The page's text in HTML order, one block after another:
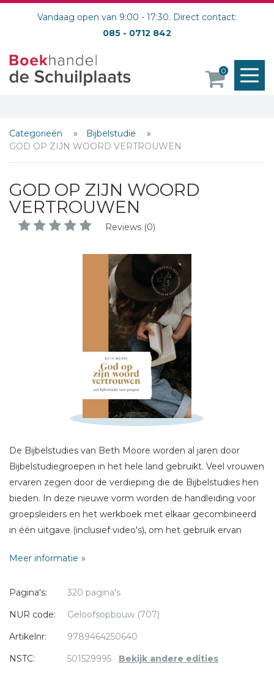
Vandaag open van 9:00 - 17:30. Direct contact:
085 - 0712 842
0
Categorieën
Bijbelstudie
GOD OP ZIJN WOORD VERTROUWEN
GOD OP ZIJN WOORD
VERTROUWEN
Reviews (0)
De Bijbelstudies van Beth Moore worden al jaren door
Bijbelstudiegroepen in het hele land gebruikt. Veel vrouwen
ervaren zegen door de verdieping die de Bijbelstudies hen
bieden. In deze nieuwe vorm worden de handleiding voor
groepsleiders en het werkboek met elkaar gecombineerd
in één uitgave (inclusief video's), om het gebruik ervan
eenvoudiger voor zowel individueel gebruik als voor
overzichtelijk gebundeld in één boek. Ook hebben de
boeken een modern, nieuw omslag gekregen: dezelfde
Meer informatie
Pagina's:
320 pagina's
NUR code:
Geloofsopbouw (707)
Artikelnr:
9789464250640
NSTC:
501529995 Bekijk andere edities
Schrijf hieronder je review!
Titel *
Bericht *